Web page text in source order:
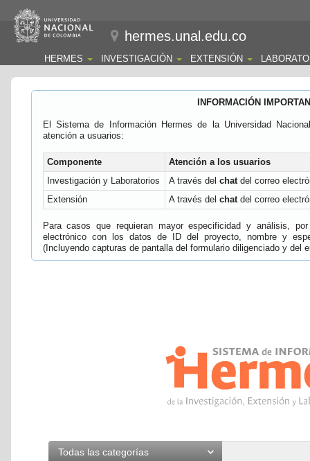
hermes.unal.edu.co
HERMES INVESTIGACIÓN EXTENSIÓN
INFORMACIÓN
El Sistema de Información Hermes de la Universidad
atención a usuarios:
Componente
Atención a los usuarios
Investigación y Laboratorios
A través del chatdel correo
Extensión
A través del chatdel correo
Para casos que requieran mayor especificidad y análisis,
electrónico con los datos de ID del proyecto, nombre y
(Incluyendo capturas de pantalla del formulario diligenciado y del
Todas las categorías